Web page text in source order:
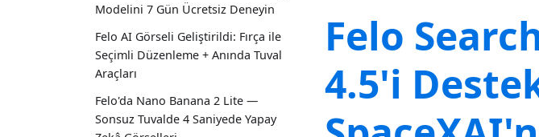
Modelini 7 Gün Ücretsiz Deneyin
Felo AI Görseli Geliştirildi: Fırça ile
Seçimli Düzenleme + Anında Tuval
Araçları
Felo'da Nano Banana 2 Lite —
Sonsuz Tuvalde 4 Saniyede Yapay
Felo
4.5'i